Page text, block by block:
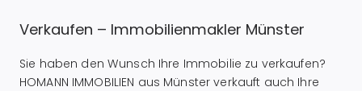
Verkaufen – Immobilienmakler Münster
Sie haben den Wunsch Ihre Immobilie zu verkaufen?
HOMANN IMMOBILIEN aus Münster verkauft auch Ihre